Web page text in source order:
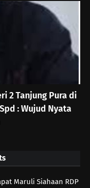
2 Tanjung Pura di
: Wujud Nyata
Maruli Siahaan RDP